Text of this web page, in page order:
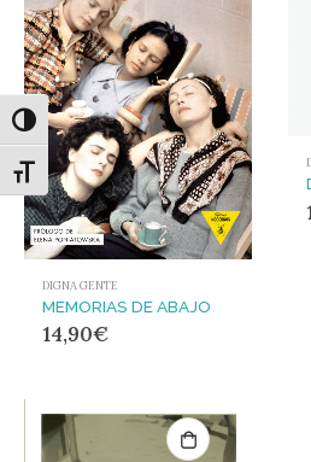
Alternar alto contraste
Alternar tamaño de letra
DIGNA GENTE
MEMORIAS DE ABAJO
14,90€